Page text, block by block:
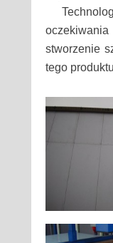
stworzenie
tego